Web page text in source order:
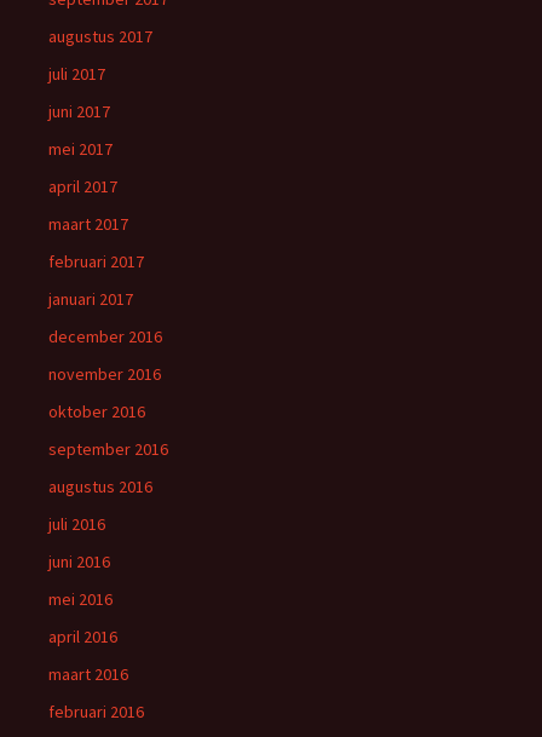
augustus 2017
juli 2017
juni 2017
mei 2017
april 2017
maart 2017
februari 2017
januari 2017
december 2016
november 2016
oktober 2016
september 2016
augustus 2016
juli 2016
juni 2016
mei 2016
april 2016
maart 2016
februari 2016